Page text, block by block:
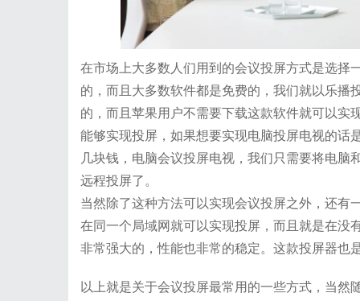
在市场上大多数人们用到的会议投屏方式是选择
的，而且大多数软件都是免费的，我们就以乐播
的，而且苹果用户不需要下载这款软件就可以实
能够实现投屏，如果想要实现电脑投屏电视的话
几块钱，电脑会议投屏电视，我们只需要将电
远程投屏了。
当然除了这种方法可以实现会议投屏之外，还有
在同一个局域网就可以实现投屏，而且就是在没
非常强大的，性能也非常的稳定。这款投屏器也
以上就是关于会议投屏最常用的一些方式，当